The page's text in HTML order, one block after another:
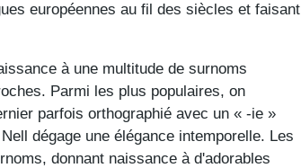
européennes au fil des siècles et faisant
à une multitude de surnoms
Parmi les plus populaires, on
parfois orthographié avec un « -ie »
dégage une élégance intemporelle. Les
donnant naissance à d'adorables